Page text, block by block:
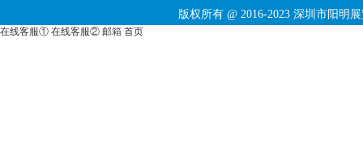
版权所有 @ 2016-2023 深圳市阳明
在线客服① 在线客服② 邮箱 首页